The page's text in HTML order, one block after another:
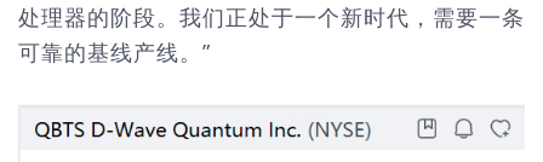
处理器的阶段。我们正处于一个新时代，需要一条
可靠的基线产线。”